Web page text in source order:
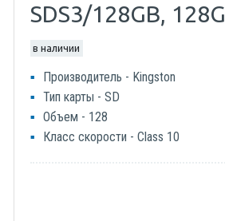
SDS3/128GB,
в наличии
Производитель - Kingston
Тип карты - SD
Объем - 128
Класс скорости - Class 10